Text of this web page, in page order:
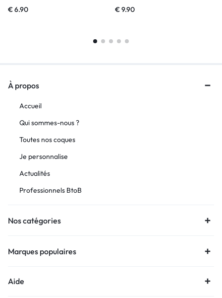
€6.90 €9.90
À propos
Accueil
Qui sommes-nous ?
Toutes nos coques
Je personnalise
Actualités
Professionnels BtoB
Nos catégories
Marques populaires
Aide